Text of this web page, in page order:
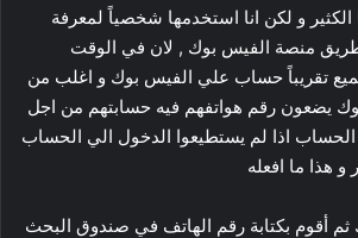
الكثير و لكن انا استخدمها شخصياً لمعرفة
منصة الفيس بوك , لان في الوقت
تقريباً حساب علي الفيس بوك و اغلب من
يضعون رقم هواتفهم فيه حسابتهم من اجل
الحساب اذا لم يستطيعوا الدخول الي الحساب
و هذا ما افعله
أقوم بكتابة رقم الهاتف في صندوق البحث